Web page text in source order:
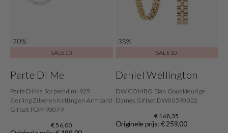
-70%
SALE10
Parte Di Me
Parte Di Me Sorprendimi 925
Sterling Zilveren Ketting en Armband
Giftset PDM90079
€ 56,00
-35%
SALE10
Daniel Wellington
DW COMBO Elan Goudkleurige
Dames Giftset DW00590022
€ 168,35
Originele prijs: € 259,00